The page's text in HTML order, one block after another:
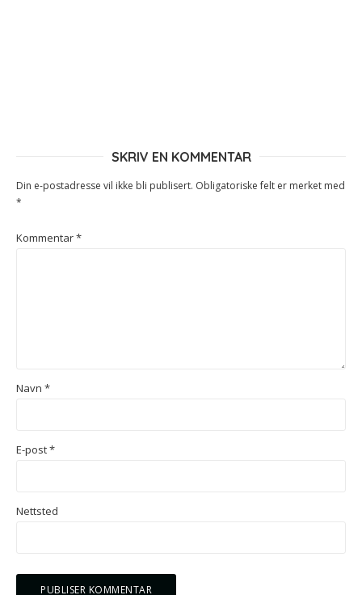
SKRIV EN KOMMENTAR
Din e-postadresse vil ikke bli publisert. Obligatoriske felt er merket med
*
Kommentar*
Navn *
E-post*
Nettsted